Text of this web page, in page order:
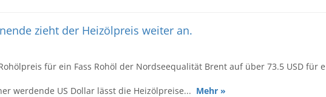
zieht der Heizölpreis weiter an.
für ein Fass Rohöl der Nordseequalität Brent auf über 73.5 USD für
werdende US Dollar lässt die Heizölpreise... Mehr »